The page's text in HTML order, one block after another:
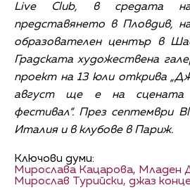
Live Club, в средата
представянето в Пловдив,
образователен център в
Градската художествена
проект на 13 юли открива
август ще е на сцената
фестивал“. През септември
Италия и в клубове в Париж.
Ключови думи:
Мирослава Кацарова, Младен
Мирослав Турийски, джаз